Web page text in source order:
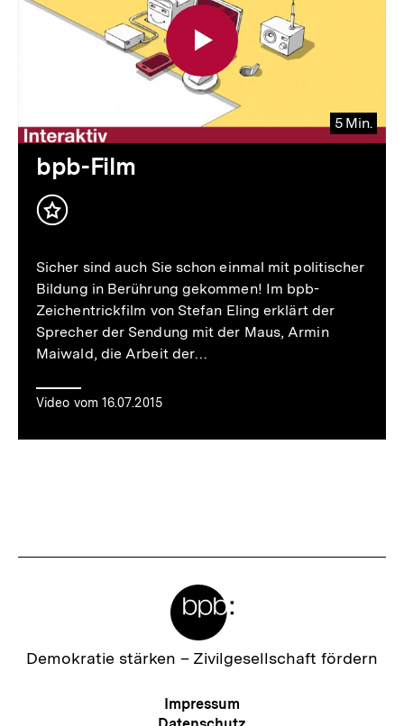
5 Min.
Video
Dauer
5
Min.
bpb-Film
Inhalt
Sicher sind auch Sie schon einmal mit politischer
Bildung in Berührung gekommen! Im bpb-
Zeichentrickfilm von Stefan Eling erklärt der
Sprecher der Sendung mit der Maus, Armin
Maiwald, die Arbeit der…
Video vom 16.07.2015
Zur
Demokratie stärken – Zivilgesellschaft fördern
Meta-
Navigation
Impressum